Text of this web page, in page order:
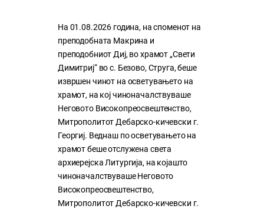
На 01.08.2026 година, на споменот на
преподобната Макрина и
преподобниот Диј, во храмот „Свети
Димитриј“ во с. Безово, Струга, беше
извршен чинот на осветувањето на
храмот, на кој чиноначалствуваше
Неговото Високопреосвештенство,
Митрополитот Дебарско-кичевски г.
Георгиј. Веднаш по осветувањето на
храмот беше отслужена света
архиерејска Литургија, на којашто
чиноначалствуваше Неговото
Високопреосвештенство,
Митрополитот Дебарско-кичевски г.